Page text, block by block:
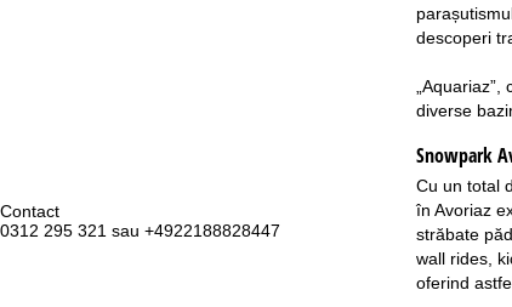
Contact
0312 295 321 sau +4922188828447
descoperi
diverse
Snowpark
Cu un total
în Avoriaz
străbate
wall rides,
oferind